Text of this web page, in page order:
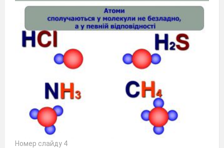
Номер слайду 4